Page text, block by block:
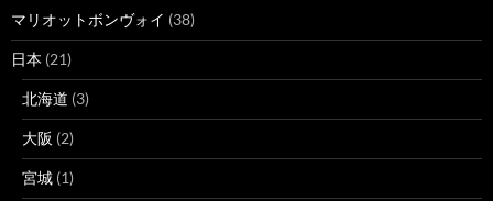
マリオットボンヴォイ (38)
日本 (21)
北海道 (3)
大阪 (2)
宮城 (1)